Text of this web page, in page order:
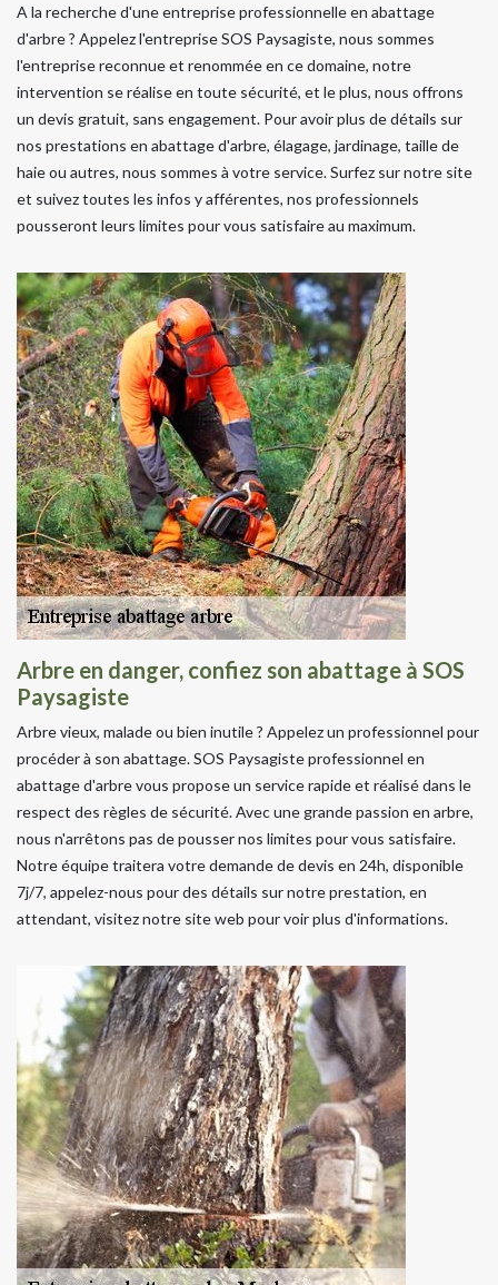
A la recherche d'une entreprise professionnelle en abattage
d'arbre ? Appelez l'entreprise SOS Paysagiste, nous sommes
l'entreprise reconnue et renommée en ce domaine, notre
intervention se réalise en toute sécurité, et le plus, nous offrons
un devis gratuit, sans engagement. Pour avoir plus de détails sur
nos prestations en abattage d'arbre, élagage, jardinage, taille de
haie ou autres, nous sommes à votre service. Surfez sur notre site
et suivez toutes les infos y afférentes, nos professionnels
pousseront leurs limites pour vous satisfaire au maximum.
Arbre en danger, confiez son abattage à SOS
Paysagiste
Arbre vieux, malade ou bien inutile ? Appelez un professionnel pour
procéder à son abattage. SOS Paysagiste professionnel en
abattage d'arbre vous propose un service rapide et réalisé dans le
respect des règles de sécurité. Avec une grande passion en arbre,
nous n'arrêtons pas de pousser nos limites pour vous satisfaire.
Notre équipe traitera votre demande de devis en 24h, disponible
7j/7, appelez-nous pour des détails sur notre prestation, en
attendant, visitez notre site web pour voir plus d'informations.